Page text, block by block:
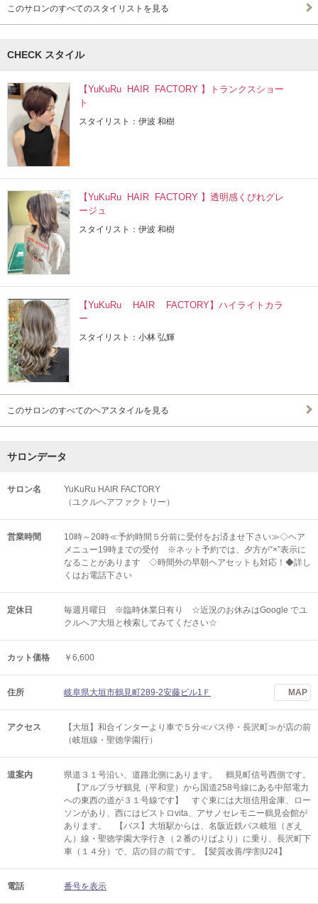
このサロンのすべてのスタイリストを見る
CHECK スタイル
【YuKuRu HAIR FACTORY 】トランクスショー
ト
スタイリスト：伊波 和樹
【YuKuRu HAIR FACTORY 】透明感くびれグレ
ージュ
スタイリスト：伊波 和樹
【YuKuRu HAIR FACTORY】ハイライトカラ
ー
スタイリスト：小林 弘輝
このサロンのすべてのヘアスタイルを見る
サロンデータ
サロン名
YuKuRu HAIR FACTORY
（ユクルヘアファクトリー）
営業時間
10時～20時≪予約時間５分前に受付をお済ませ下さい≫◇ヘア
メニュー19時までの受付 ※ネット予約では、夕方が“×”表示に
なることがあります ◇時間外の早朝ヘアセットも対応！◆詳し
くはお電話下さい
定休日
毎週月曜日 ※臨時休業日有り ☆近況のお休みはGoogle でユ
クルヘア大垣と検索してみてください☆
カット価格 ￥6,600
住所 岐阜県大垣市鶴見町289-2安藤ビル1Ｆ MAP
アクセス
【大垣】和合インターより車で５分≪バス停・長沢町≫が店の前
（岐垣線・聖徳学園行）
道案内
県道３１号沿い、道路北側にあります。 鶴見町信号西側です。
【アルプラザ鶴見（平和堂）から国道258号線にある中部電力
への東西の道が３１号線です】 すぐ東には大垣信用金庫、ロー
ソンがあり、西にはビストロvita、アサノセレモニー鶴見会館が
あります。 【バス】大垣駅からは、名阪近鉄バス岐垣（ぎえ
ん）線・聖徳学園大学行き（２番のりばより）に乗り、長沢町下
車（１４分）で、店の目の前です。【髪質改善/学割U24】
電話 番号を表示